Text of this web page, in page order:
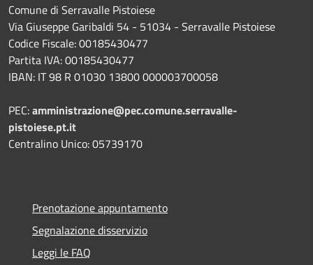
Comune di Serravalle Pistoiese
Via Giuseppe Garibaldi 54 - 51034 - Serravalle Pistoiese
Codice Fiscale: 00185430477
Partita IVA: 00185430477
IBAN: IT 98 R 01030 13800 000003700058
PEC:amministrazione@pec.comune.serravalle-
pistoiese.pt.it
Centralino Unico: 05739170
Prenotazione appuntamento
Segnalazione disservizio
Leggi le FAQ